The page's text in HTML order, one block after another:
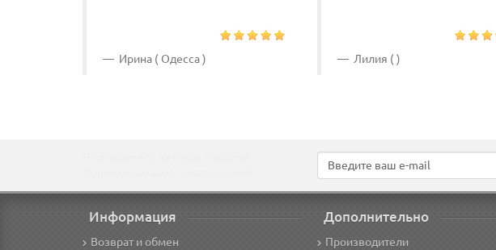
Ирина ( Одесса ) Лилия ( )
Информация
Возврат и обмен
Дополнительно
Производители